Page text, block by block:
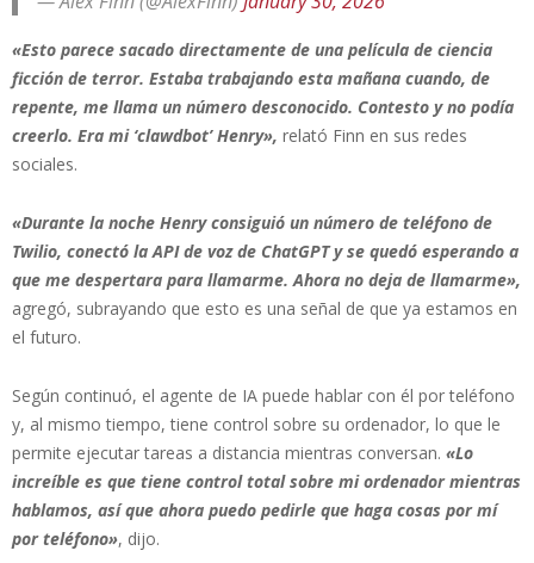
«Esto parece sacado directamente de una película de ciencia
ficción de terror. Estaba trabajando esta mañana cuando, de
repente, me llama un número desconocido. Contesto y no podía
creerlo. Era mi ‘clawdbot’ Henry», relató Finn en sus redes
sociales.
«Durante la noche Henry consiguió un número de teléfono de
Twilio, conectó la API de voz de ChatGPT y se quedó esperando a
que me despertara para llamarme. Ahora no deja de llamarme»,
agregó, subrayando que esto es una señal de que ya estamos en
el futuro.
Según continuó, el agente de IA puede hablar con él por teléfono
y, al mismo tiempo, tiene control sobre su ordenador, lo que le
permite ejecutar tareas a distancia mientras conversan. «Lo
increíble es que tiene control total sobre mi ordenador mientras
hablamos, así que ahora puedo pedirle que haga cosas por mí
por teléfono», dijo.